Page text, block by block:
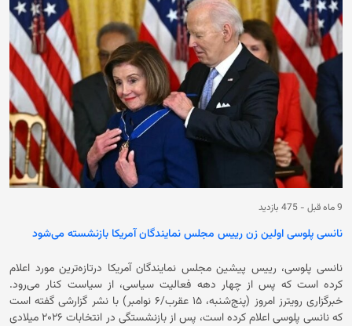
که اطلاعات قابل دسترسی درباره‌ی حضور زنان در کابینه‌های آن وجود ندارد.
پیش از بازگشت دوباره‌ی حکومت سرپرست به قدرت در سال ۲۰۲۱ میلادی، زنان
حدود ۲۷ درصد کرسی‌های مجلس نمایندگان افغانستان را در اختیار داشتند؛
معادل ۶۸ کرسی از مجموع ۲۵۰ کرسی که براساس قانون اساسی برای زنان
اختصاص یافته بود. اما اکنون زنان از تمامی ساختارهای رسمی تصمیم‌گیری
سیاسی کنار گذاشته شدند. همچنین این گزارش نشان می‌دهد که در سطح
جهان، حضور زنان در عالی‌ترین مقام‌های سیاسی هم‌چنان محدود است؛
به‌گونه‌ای که تنها ۱۰.۶ درصد کشورها رییس دولت زن و ۱۰.۹ درصد کشورها
نخست‌وزیر زن دارند. این در حالی‌ست که کارشناسان حقوق زنان بارها هشدار
داده‌اند که حذف کامل زنان از ساختار قدرت سیاسی، افغانستان را به یکی از
معدود کشورهای جهان تبدیل کرده است که زنان در آن هیچ سهم رسمی در
روندهای تصمیم‌گیری سیاسی و نمایندگی عمومی ندارند؛ وضعیتی که فاصله این
کشور را با روند جهانی مشارکت سیاسی زنان بیش‌از‌پیش افزایش داده‌است.
9 ماه قبل - 475 بازدید
نانسی پلوسی اولین زن رییس مجلس نمایندگان آمریکا بازنشسته می‌شود
نانسی پلوسی، رییس پیشین مجلس نمایند‌گان آمریکا درتازه‌ترین مورد اعلام
کرده است که پس از چهار دهه فعالیت سیاسی، از سیاست کنار می‌رود.
خبرگزاری رویترز امروز (پنج‌شنبه، ۱۵ عقرب/۶ نوامبر) با نشر گزارشی گفته است
که نانسی پلوسی اعلام کرده است، پس از بازنشستگی در انتخابات ۲۰۲۶ میلادی